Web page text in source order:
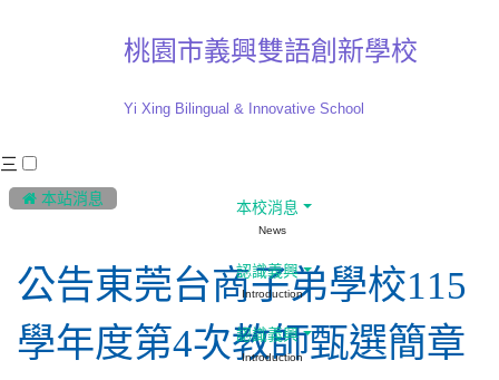
:::
 本站消息
公告東莞台商子弟學校115
學年度第4次教師甄選簡章
桃園市義興雙語創新學校
Yi Xing Bilingual & Innovative School
三
本校消息
News
認識義興
Introduction
認識義興
Introduction